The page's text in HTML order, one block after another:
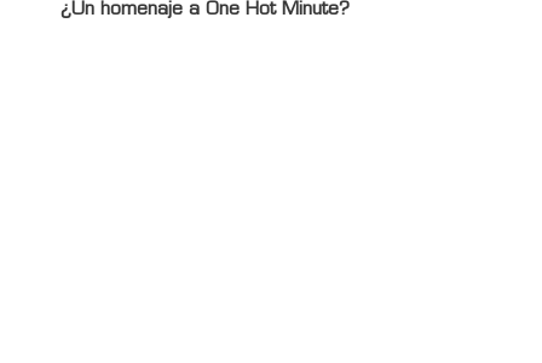
¿Un homenaje a One Hot Minute?